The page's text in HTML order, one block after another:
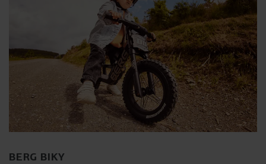
BERG BIKY